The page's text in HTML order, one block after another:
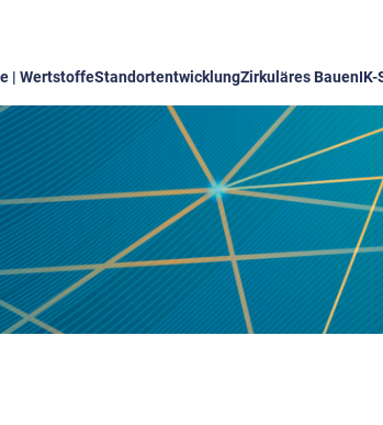
| WertstoffeStandortentwicklungZirkuläres BauenIK-